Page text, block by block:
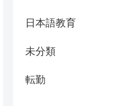
日本語教育
未分類
転勤